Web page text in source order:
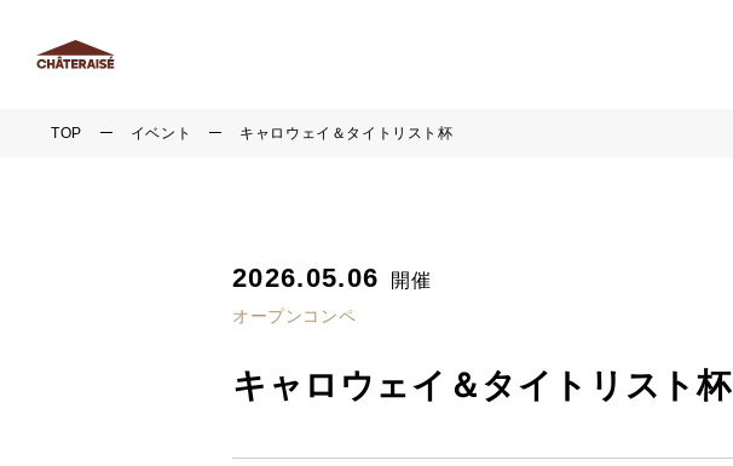
TOP イベント キャロウェイ＆タイトリスト杯
2026.05.06 開催
オープンコンペ
キャロウェイ＆タイトリスト杯